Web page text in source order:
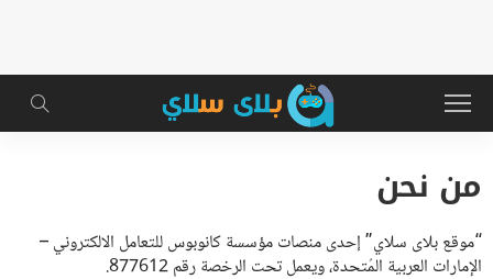
من نحن
“موقع بلاى سلاي” إحدى منصات مؤسسة كانوبوس للتعامل الالكتروني –
الإمارات العربية المُتحدة، ويعمل تحت الرخصة رقم 877612.